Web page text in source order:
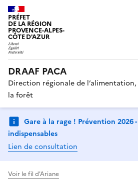
PRÉFET
DE LA RÉGION
PROVENCE-ALPES-
CÔTE D'AZUR
DRAAF PACA
Direction régionale de
la forêt
Gare à la rage ! Prévention 2026
indispensables
Lien de consultation
Voir le fil d'Ariane